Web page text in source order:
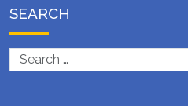
SEARCH